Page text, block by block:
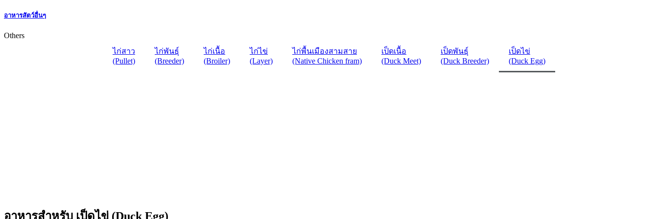
อาหารสัตว์อื่นๆ
Others
ไก่สาว
(Pullet)
ไก่พันธุ์
(Breeder)
ไก่เนื้อ
(Broiler)
ไก่ไข่
(Layer)
ไก่พื้นเมืองสามสาย
(Native Chicken fram)
เป็ดเนื้อ
(Duck Meet)
เป็ดพันธุ์
(Duck Breeder)
เป็ดไข่
(Duck Egg)
อาหารสำหรับ เป็ดไข่ (Duck Egg)